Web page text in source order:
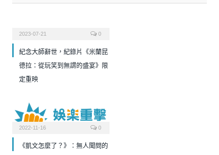
2023-07-21 0
紀念大師辭世，紀錄片《米蘭昆
德拉：從玩笑到無謂的盛宴》限
定重映
2022-11-16 0
《凱文怎麼了？》：無人聞問的